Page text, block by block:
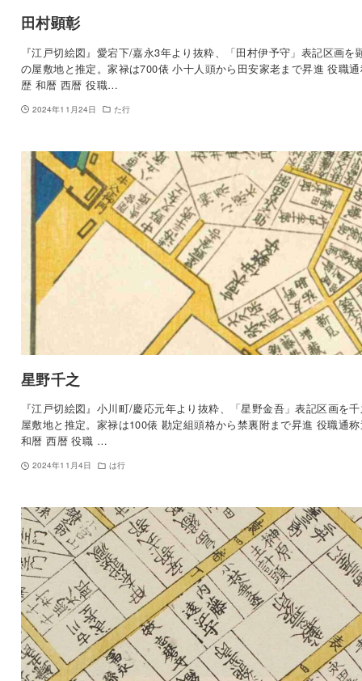
田村顕彰
『江戸切絵図』愛宕下/嘉永3年より抜粋、「田村伊予守」表記区画を
の屋敷地と推定。家禄は700俵 小十人頭から田安家老まで昇進 役職
歴 和暦 西暦 役職…
2024年11月24日 た行
星野千之
『江戸切絵図』小川町/慶応元年より抜粋、「星野金吾」表記区画を
屋敷地と推定。家禄は100俵 勘定組頭格から禁裏附まで昇進 役職通
和暦 西暦 役職 …
2024年11月4日 は行